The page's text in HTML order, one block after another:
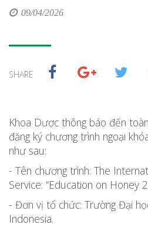
09/04/2026
SHARE
Khoa Dược thông báo đến
đăng ký chương trình ngoại
như sau:
- Tên chương trình: The
Service: “Education on Honey
- Đơn vị tổ chức: Trường Đại
Indonesia.